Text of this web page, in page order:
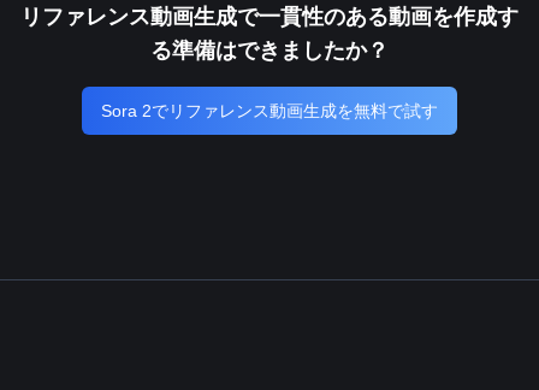
リファレンス動画生成で一貫性のある動画を作成す
る準備はできましたか？
Sora 2でリファレンス動画生成を無料で試す